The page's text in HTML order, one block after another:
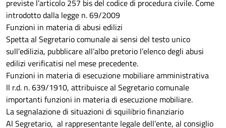
previste l’articolo 257 bis del codice di procedura civile. Come
introdotto dalla legge n. 69/2009
Funzioni in materia di abusi edilizi
Spetta al Segretario comunale ai sensi del testo unico
sull’edilizia, pubblicare all’albo pretorio l’elenco degli abusi
edilizi verificatisi nel mese precedente.
Funzioni in materia di esecuzione mobiliare amministrativa
Il r.d. n. 639/1910, attribuisce al Segretario comunale
importanti funzioni in materia di esecuzione mobiliare.
La segnalazione di situazioni di squilibrio finanziario
Al Segretario, al rappresentante legale dell’ente, al consiglio